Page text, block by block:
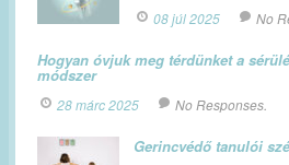
08 júl 2025 No
Hogyan óvjuk meg térdünket a
módszer
28 márc 2025 No Responses.
Gerincvédő tanulói